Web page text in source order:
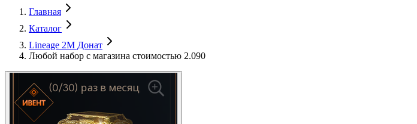
Главная
Каталог
Lineage 2M Донат
Любой набор с магазина стоимостью 2.090